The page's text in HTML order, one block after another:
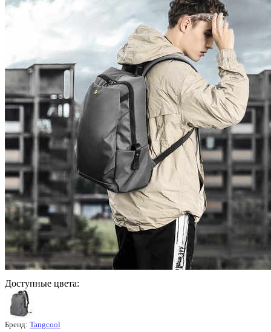
Доступные цвета:
Бренд: Tangcool